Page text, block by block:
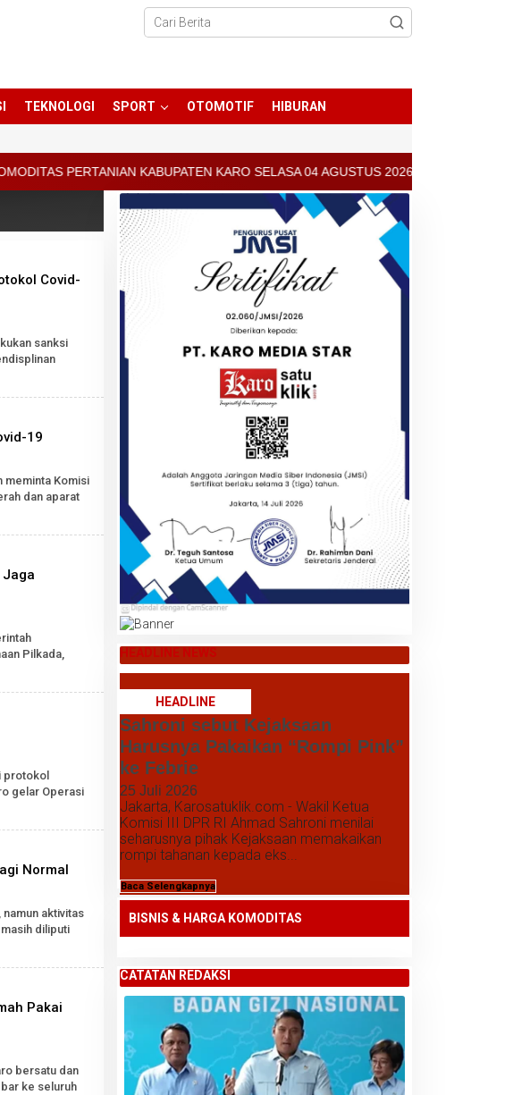
TEKNOLOGI SPORT OTOMOTIF HIBURAN
PERTANIAN KABUPATEN KARO SELASA 04 AGUSTUS 2026 - ARCIS BERASTAGI :
Covid-
sanksi
19
meminta Komisi
dan aparat
Jaga
Pilkada,
protokol
gelar Operasi
Normal
aktivitas
diliputi
Pakai
bersatu dan
ke seluruh
HEADLINE NEWS
HEADLINE
Sahroni sebut Kejaksaan
Harusnya Pakaikan “Rompi Pink”
ke Febrie
25 Juli 2026
Jakarta, Karosatuklik.com - Wakil Ketua
Komisi III DPR RI Ahmad Sahroni menilai
seharusnya pihak Kejaksaan memakaikan
rompi tahanan kepada eks...
Baca Selengkapnya
BISNIS & HARGA KOMODITAS
CATATAN REDAKSI